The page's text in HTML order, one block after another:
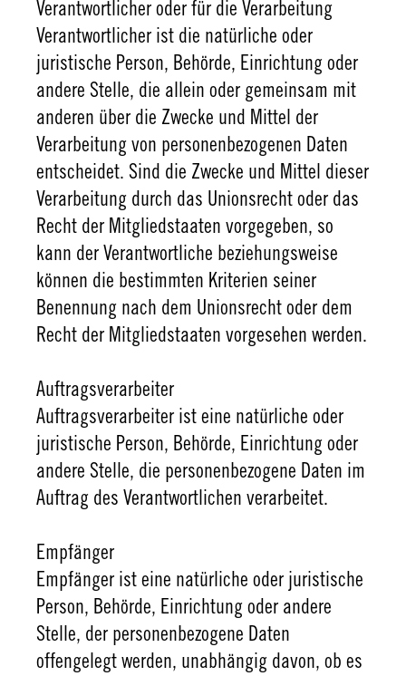
Verantwortlicher oder für die Verarbeitung
Verantwortlicher ist die natürliche oder
juristische Person, Behörde, Einrichtung oder
andere Stelle, die allein oder gemeinsam mit
anderen über die Zwecke und Mittel der
Verarbeitung von personenbezogenen Daten
entscheidet. Sind die Zwecke und Mittel dieser
Verarbeitung durch das Unionsrecht oder das
Recht der Mitgliedstaaten vorgegeben, so
kann der Verantwortliche beziehungsweise
können die bestimmten Kriterien seiner
Benennung nach dem Unionsrecht oder dem
Recht der Mitgliedstaaten vorgesehen werden.
Auftragsverarbeiter
Auftragsverarbeiter ist eine natürliche oder
juristische Person, Behörde, Einrichtung oder
andere Stelle, die personenbezogene Daten im
Auftrag des Verantwortlichen verarbeitet.
Empfänger
Empfänger ist eine natürliche oder juristische
Person, Behörde, Einrichtung oder andere
Stelle, der personenbezogene Daten
offengelegt werden, unabhängig davon, ob es